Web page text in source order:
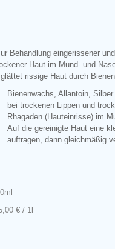
Behandlung eingerissener
Haut im Mund- und
rissige Haut durch
Bienenwachs, Allantoin, Silber
bei trockenen Lippen und
Rhagaden (Hauteinrisse) im
Auf die gereinigte Haut eine
auftragen, dann gleichmäßig
€ / 1l